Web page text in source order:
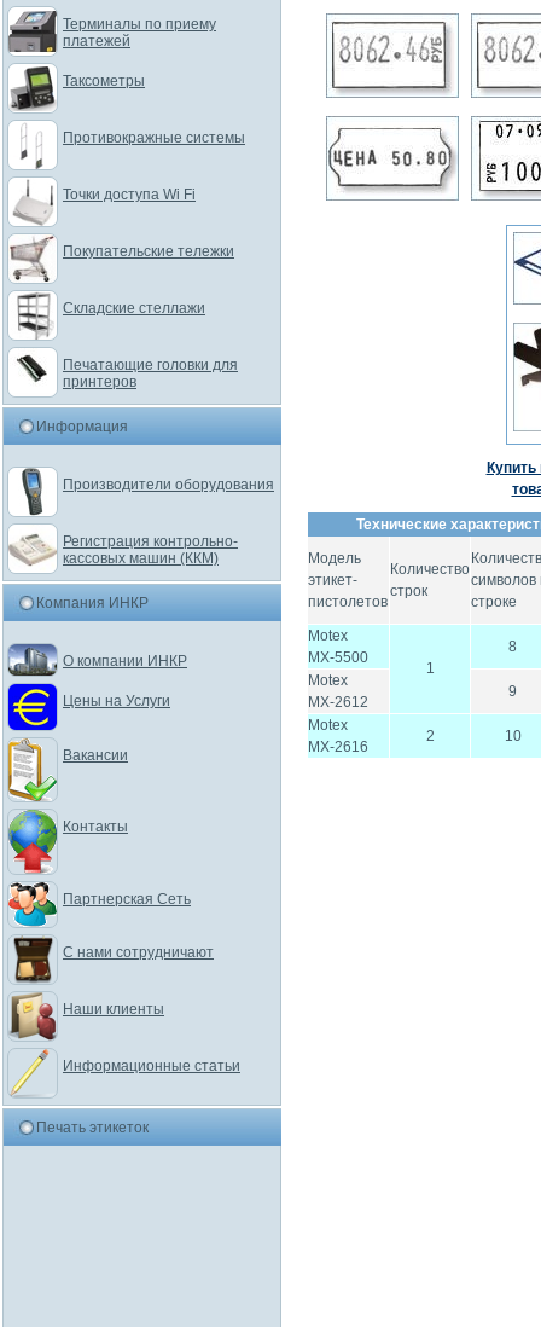
Технические
Модель
этикет-
пистолетов
Количество
строк
символов
строке
Motex
МХ-5500
1
8
Motex
МХ-2612
9
Motex
МХ-2616
2 10
Терминалы по приему
платежей
Таксометры
Противокражные системы
Точки доступа Wi Fi
Покупательские тележки
Складские стеллажи
Печатающие головки для
принтеров
Информация
Производители оборудования
Регистрация контрольно-
кассовых машин (ККМ)
Компания ИНКР
О компании ИНКР
Цены на Услуги
Вакансии
Контакты
Партнерская Сеть
С нами сотрудничают
Наши клиенты
Информационные статьи
Печать этикеток